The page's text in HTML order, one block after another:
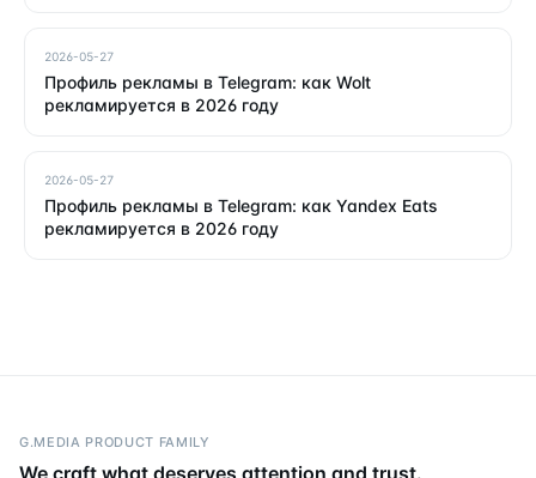
2026-05-27
Профиль рекламы в Telegram: как Wolt
рекламируется в 2026 году
2026-05-27
Профиль рекламы в Telegram: как Yandex Eats
рекламируется в 2026 году
G.MEDIA PRODUCT FAMILY